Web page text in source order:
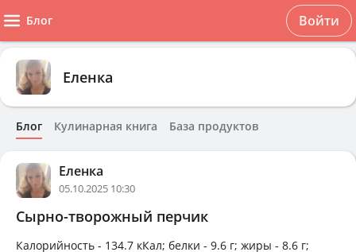
Блог Войти
Еленка
Блог Кулинарная книга База продуктов
Еленка
05.10.2025 10:30
Сырно-творожный перчик
Калорийность - 134.7 кКал; белки - 9.6 г; жиры - 8.6 г;